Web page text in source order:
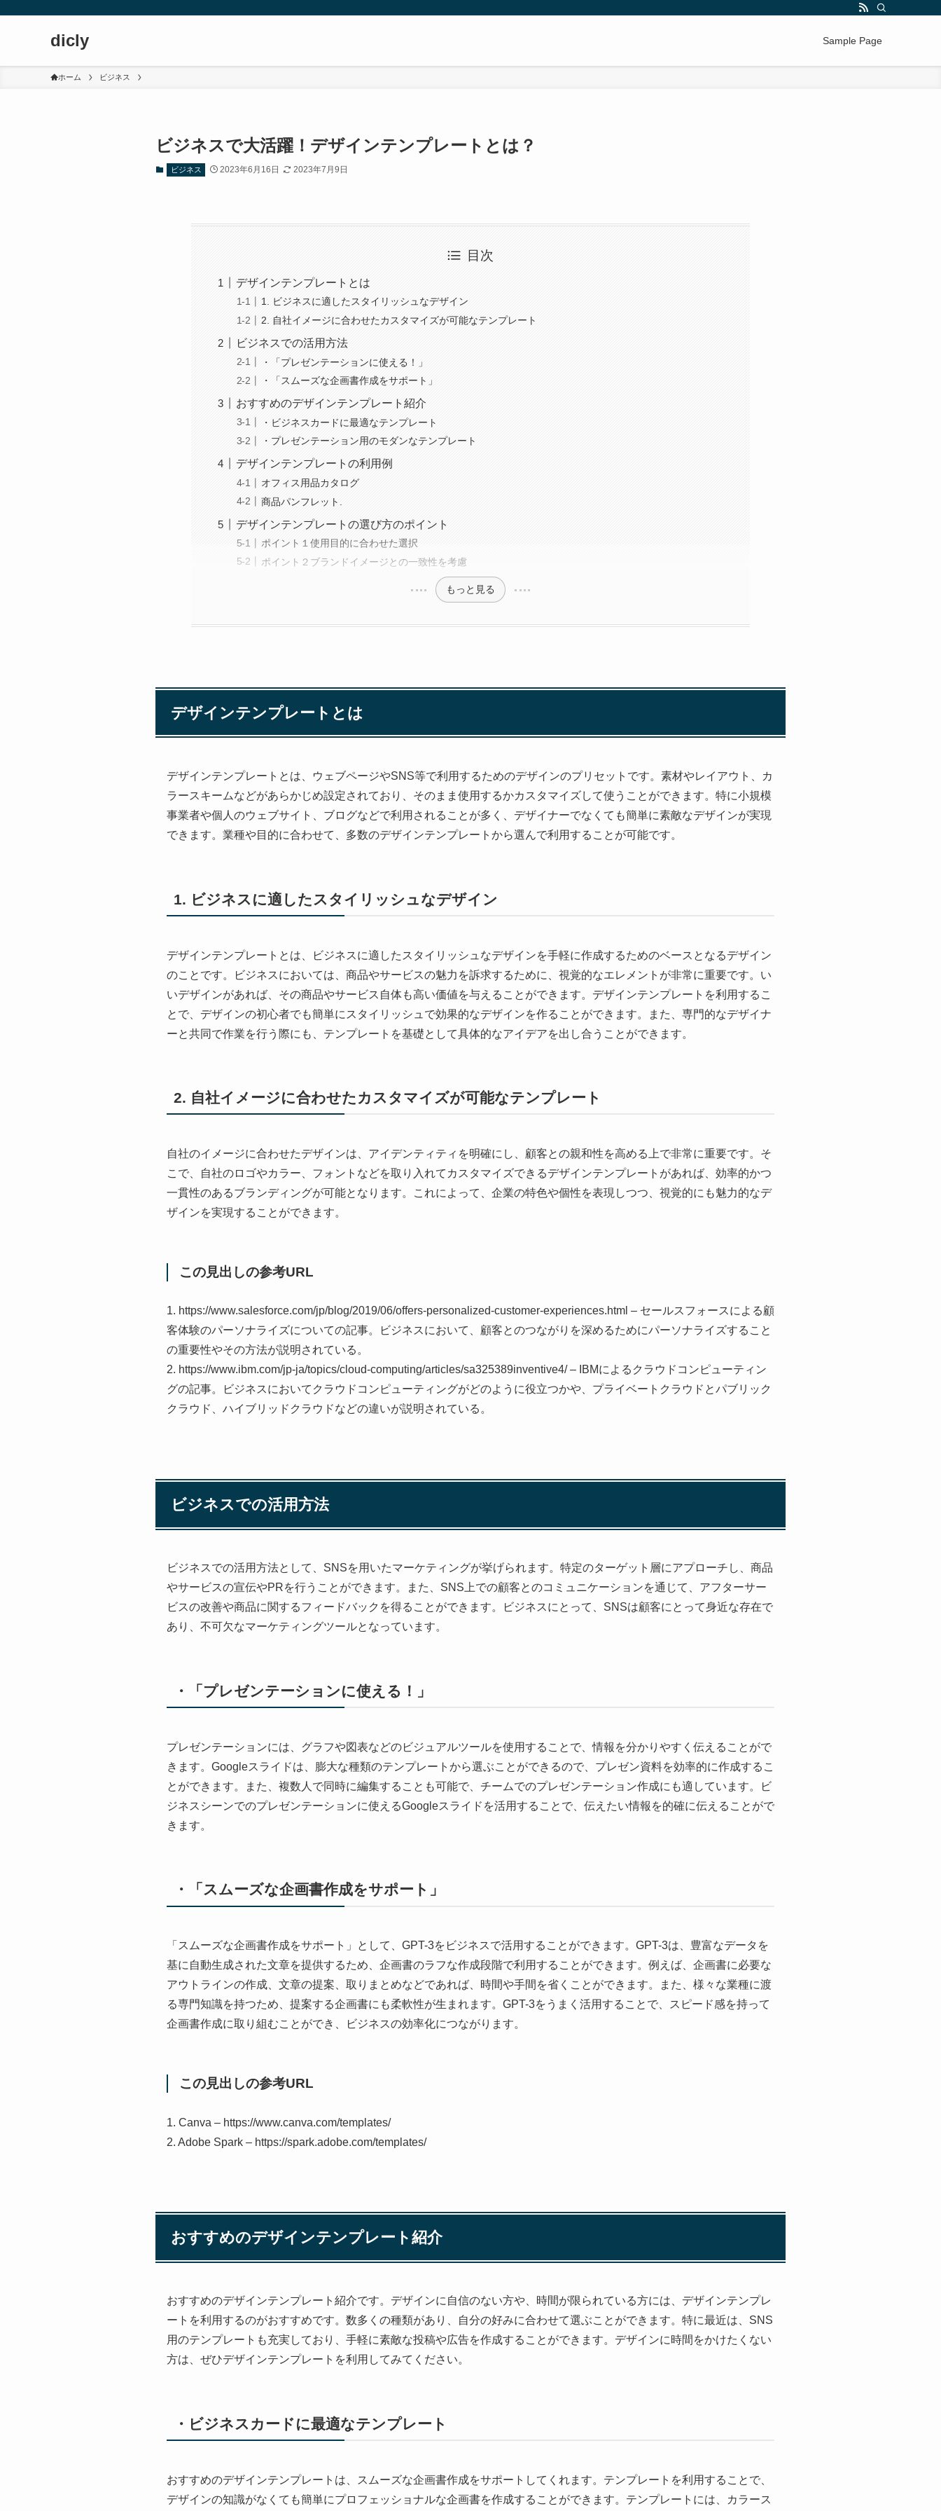
dicly Sample Page
ホーム ビジネス
ビジネスで大活躍！デザインテンプレートとは？
ビジネス 2023年6月16日 2023年7月9日
目次
デザインテンプレートとは
1. ビジネスに適したスタイリッシュなデザイン
2. 自社イメージに合わせたカスタマイズが可能なテンプレート
ビジネスでの活用方法
・「プレゼンテーションに使える！」
・「スムーズな企画書作成をサポート」
おすすめのデザインテンプレート紹介
・ビジネスカードに最適なテンプレート
・プレゼンテーション用のモダンなテンプレート
デザインテンプレートの利用例
オフィス用品カタログ
商品パンフレット.
デザインテンプレートの選び方のポイント
ポイント１使用目的に合わせた選択
ポイント２ブランドイメージとの一致性を考慮
もっと見る
デザインテンプレートとは
デザインテンプレートとは、ウェブページやSNS等で利用するためのデザインのプリセットです。素材やレイアウト、カ
ラースキームなどがあらかじめ設定されており、そのまま使用するかカスタマイズして使うことができます。特に小規模
事業者や個人のウェブサイト、ブログなどで利用されることが多く、デザイナーでなくても簡単に素敵なデザインが実現
できます。業種や目的に合わせて、多数のデザインテンプレートから選んで利用することが可能です。
1. ビジネスに適したスタイリッシュなデザイン
デザインテンプレートとは、ビジネスに適したスタイリッシュなデザインを手軽に作成するためのベースとなるデザイン
のことです。ビジネスにおいては、商品やサービスの魅力を訴求するために、視覚的なエレメントが非常に重要です。い
いデザインがあれば、その商品やサービス自体も高い価値を与えることができます。デザインテンプレートを利用するこ
とで、デザインの初心者でも簡単にスタイリッシュで効果的なデザインを作ることができます。また、専門的なデザイナ
ーと共同で作業を行う際にも、テンプレートを基礎として具体的なアイデアを出し合うことができます。
2. 自社イメージに合わせたカスタマイズが可能なテンプレート
自社のイメージに合わせたデザインは、アイデンティティを明確にし、顧客との親和性を高める上で非常に重要です。そ
こで、自社のロゴやカラー、フォントなどを取り入れてカスタマイズできるデザインテンプレートがあれば、効率的かつ
一貫性のあるブランディングが可能となります。これによって、企業の特色や個性を表現しつつ、視覚的にも魅力的なデ
ザインを実現することができます。
この見出しの参考URL
1. https://www.salesforce.com/jp/blog/2019/06/offers-personalized-customer-experiences.html – セールスフォースによる顧
客体験のパーソナライズについての記事。ビジネスにおいて、顧客とのつながりを深めるためにパーソナライズすること
の重要性やその方法が説明されている。
2. https://www.ibm.com/jp-ja/topics/cloud-computing/articles/sa325389inventive4/ – IBMによるクラウドコンピューティン
グの記事。ビジネスにおいてクラウドコンピューティングがどのように役立つかや、プライベートクラウドとパブリック
クラウド、ハイブリッドクラウドなどの違いが説明されている。
ビジネスでの活用方法
ビジネスでの活用方法として、SNSを用いたマーケティングが挙げられます。特定のターゲット層にアプローチし、商品
やサービスの宣伝やPRを行うことができます。また、SNS上での顧客とのコミュニケーションを通じて、アフターサー
ビスの改善や商品に関するフィードバックを得ることができます。ビジネスにとって、SNSは顧客にとって身近な存在で
あり、不可欠なマーケティングツールとなっています。
・「プレゼンテーションに使える！」
プレゼンテーションには、グラフや図表などのビジュアルツールを使用することで、情報を分かりやすく伝えることがで
きます。Googleスライドは、膨大な種類のテンプレートから選ぶことができるので、プレゼン資料を効率的に作成するこ
とができます。また、複数人で同時に編集することも可能で、チームでのプレゼンテーション作成にも適しています。ビ
ジネスシーンでのプレゼンテーションに使えるGoogleスライドを活用することで、伝えたい情報を的確に伝えることがで
きます。
・「スムーズな企画書作成をサポート」
「スムーズな企画書作成をサポート」として、GPT-3をビジネスで活用することができます。GPT-3は、豊富なデータを
基に自動生成された文章を提供するため、企画書のラフな作成段階で利用することができます。例えば、企画書に必要な
アウトラインの作成、文章の提案、取りまとめなどであれば、時間や手間を省くことができます。また、様々な業種に渡
る専門知識を持つため、提案する企画書にも柔軟性が生まれます。GPT-3をうまく活用することで、スピード感を持って
企画書作成に取り組むことができ、ビジネスの効率化につながります。
この見出しの参考URL
1. Canva – https://www.canva.com/templates/
2. Adobe Spark – https://spark.adobe.com/templates/
おすすめのデザインテンプレート紹介
おすすめのデザインテンプレート紹介です。デザインに自信のない方や、時間が限られている方には、デザインテンプレ
ートを利用するのがおすすめです。数多くの種類があり、自分の好みに合わせて選ぶことができます。特に最近は、SNS
用のテンプレートも充実しており、手軽に素敵な投稿や広告を作成することができます。デザインに時間をかけたくない
方は、ぜひデザインテンプレートを利用してみてください。
・ビジネスカードに最適なテンプレート
おすすめのデザインテンプレートは、スムーズな企画書作成をサポートしてくれます。テンプレートを利用することで、
デザインの知識がなくても簡単にプロフェッショナルな企画書を作成することができます。テンプレートには、カラース